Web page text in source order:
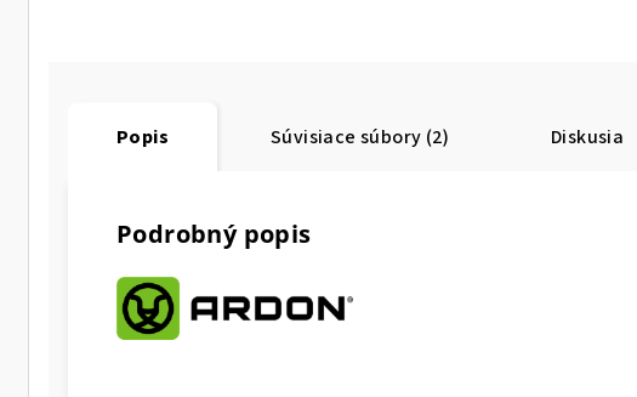
Popis Súvisiace súbory (2) Diskusia
Podrobný popis